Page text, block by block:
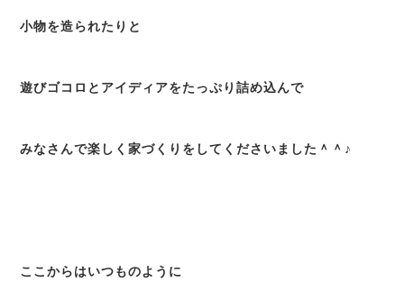
小物を造られたりと
遊びゴコロとアイディアをたっぷり詰め込んで
みなさんで楽しく家づくりをしてくださいました＾＾♪
ここからはいつものように